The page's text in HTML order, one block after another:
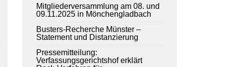
Mitgliederversammlung am 08. und
09.11.2025 in Mönchengladbach
Busters-Recherche Münster –
Statement und Distanzierung
Pressemitteilung:
Verfassungsgerichtshof erklärt